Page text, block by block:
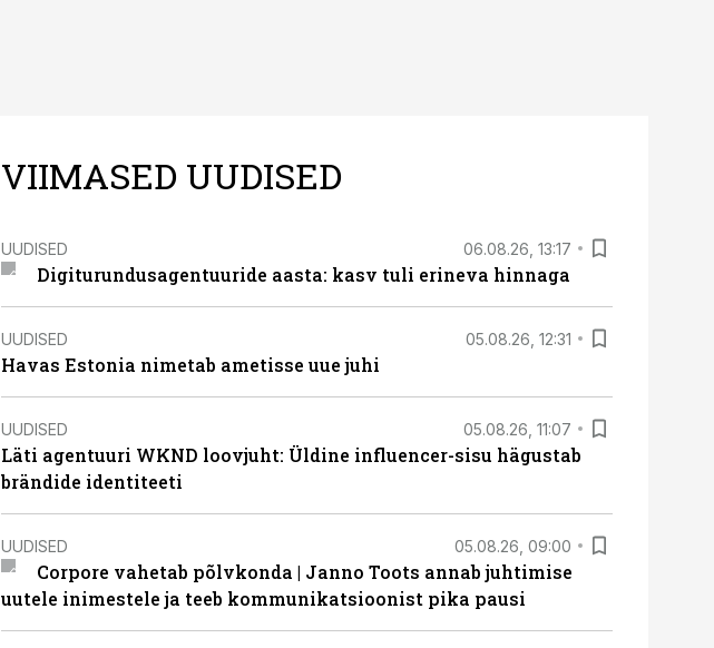
VIIMASED UUDISED
UUDISED 06.08.26, 13:17
Digiturundusagentuuride aasta: kasv tuli erineva hinnaga
UUDISED 05.08.26, 12:31
Havas Estonia nimetab ametisse uue juhi
UUDISED 05.08.26, 11:07
Läti agentuuri WKND loovjuht: Üldine influencer-sisu hägustab
brändide identiteeti
UUDISED 05.08.26, 09:00
Corpore vahetab põlvkonda | Janno Toots annab juhtimise
uutele inimestele ja teeb kommunikatsioonist pika pausi